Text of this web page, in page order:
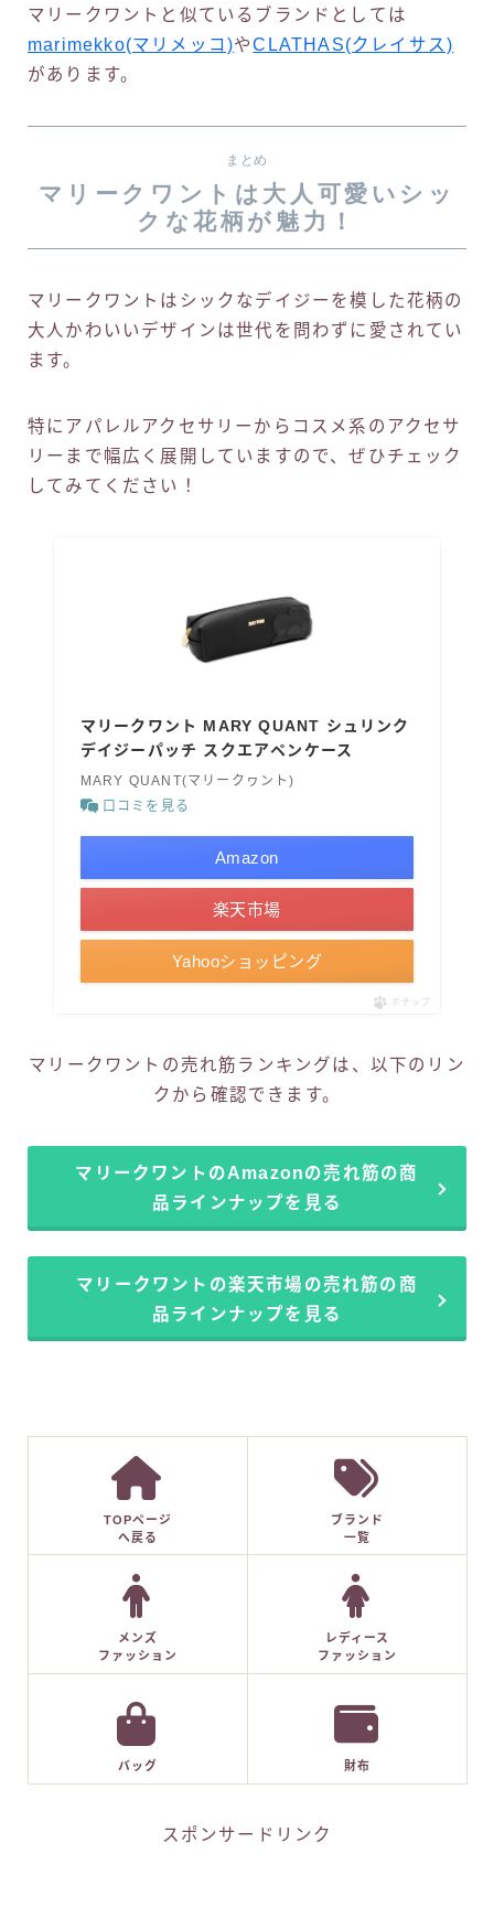
マリークワントと似ているブランドとしては
marimekko(マリメッコ)やCLATHAS(クレイサス)
があります。
まとめ
マリークワントは大人可愛いシッ
クな花柄が魅力！
マリークワントはシックなデイジーを模した花柄の
大人かわいいデザインは世代を問わずに愛されてい
ます。
特にアパレルアクセサリーからコスメ系のアクセサ
リーまで幅広く展開していますので、ぜひチェック
してみてください！
マリークワント MARY QUANT シュリンク
デイジーパッチ スクエアペンケース
MARY QUANT(マリークヮント)
口コミを見る
Amazon
楽天市場
Yahooショッピング
ポチップ
マリークワントの売れ筋ランキングは、以下のリン
クから確認できます。
マリークワントのAmazonの売れ筋の商
品ラインナップを見る
マリークワントの楽天市場の売れ筋の商
品ラインナップを見る
TOPページ
へ戻る
ブランド
一覧
メンズ
ファッション
レディース
ファッション
バッグ 財布
スポンサードリンク